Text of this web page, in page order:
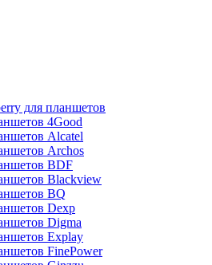
для планшетов
4Good
Alcatel
Archos
BDF
Blackview
BQ
Dexp
Digma
Explay
FinePower